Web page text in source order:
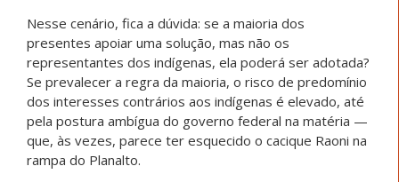
Nesse cenário, fica a dúvida: se a maioria dos
presentes apoiar uma solução, mas não os
representantes dos indígenas, ela poderá ser adotada?
Se prevalecer a regra da maioria, o risco de predomínio
dos interesses contrários aos indígenas é elevado, até
pela postura ambígua do governo federal na matéria —
que, às vezes, parece ter esquecido o cacique Raoni na
rampa do Planalto.